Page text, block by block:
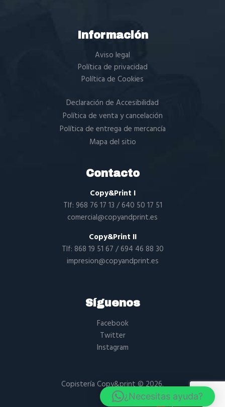
Información
Aviso legal
Política de privacidad
Política de Cookies
Declaración de Accesibilidad
Política de venta y cancelación
Política de entrega de mercancía
Mapa del sitio
Contacto
Copy&Print I
Tlf: 968 76 17 13 /640 50 17 51
comercial@copyandprint.es
Copy&Print II
Tlf: 868 19 51 67 /694 46 88 30
impresion@copyandprint.es
Síguenos
Facebook
Twitter
Instagram
Copistería Copy&print© 2026.
Spanish
¿Necesitas ayuda?